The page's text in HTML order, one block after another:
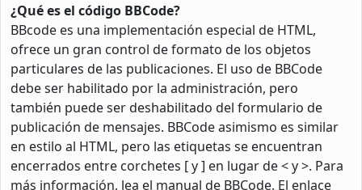
¿Qué es el código BBCode?
BBcode es una implementación especial de HTML,
ofrece un gran control de formato de los objetos
particulares de las publicaciones. El uso de BBCode
debe ser habilitado por la administración, pero
también puede ser deshabilitado del formulario de
publicación de mensajes. BBCode asimismo es similar
en estilo al HTML, pero las etiquetas se encuentran
encerrados entre corchetes [ y ] en lugar de < y >. Para
más información, lea el manual de BBCode. El enlace